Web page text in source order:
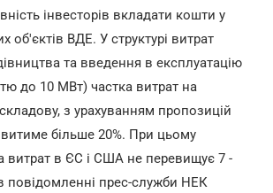
інвесторів вкладати кошти у
об'єктів ВДЕ. У структурі витрат
та введення в експлуатацію
до 10 МВт) частка витрат на
з урахуванням пропозицій
більше 20%. При цьому
витрат в ЄС і США не перевищує 7 -
повідомленні прес-служби НЕК